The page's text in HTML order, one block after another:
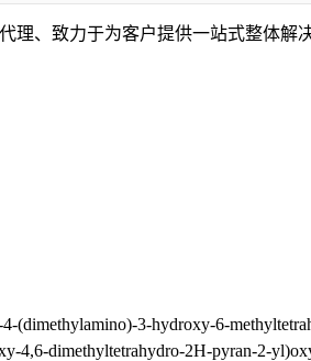
、致力于为客户提供一站式整体解
(dimethylamino)-3-hydroxy-6-
4,6-dimethyltetrahydro-2H-pyran-2-